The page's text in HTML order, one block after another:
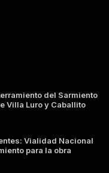
del Sarmiento
Villa Luro y Caballito
Vialidad Nacional
para la obra